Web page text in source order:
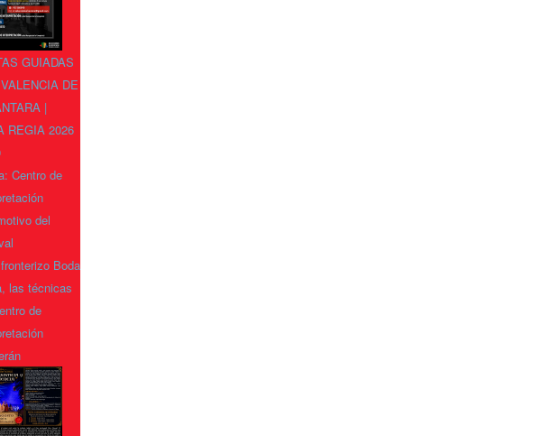
GUIADAS
DE
|
REGIA 2026
Centro de
del
Boda
las técnicas
de